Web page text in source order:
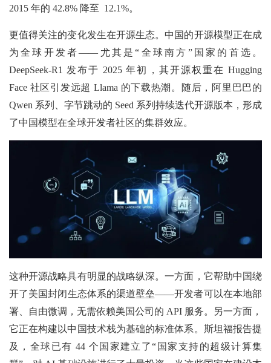
2015 年的 42.8% 降至 12.1%。
更值得关注的变化发生在开源生态。中国的开源模型正在成
为全球开发者——尤其是“全球南方”国家的首选。
DeepSeek-R1 发布于 2025 年初，其开源权重在 Hugging
Face 社区引发远超 Llama 的下载热潮。随后，阿里巴巴的
Qwen 系列、字节跳动的 Seed 系列持续迭代开源版本，形成
了中国模型在全球开发者社区的集群效应。
这种开源战略具有明显的战略纵深。一方面，它帮助中国绕
开了美国封闭生态体系的渠道壁垒——开发者可以在本地部
署、自由微调，无需依赖美国公司的 API 服务。另一方面，
它正在构建以中国技术栈为基础的标准体系。斯坦福报告提
及，全球已有 44 个国家建立了“国家支持的超级计算集